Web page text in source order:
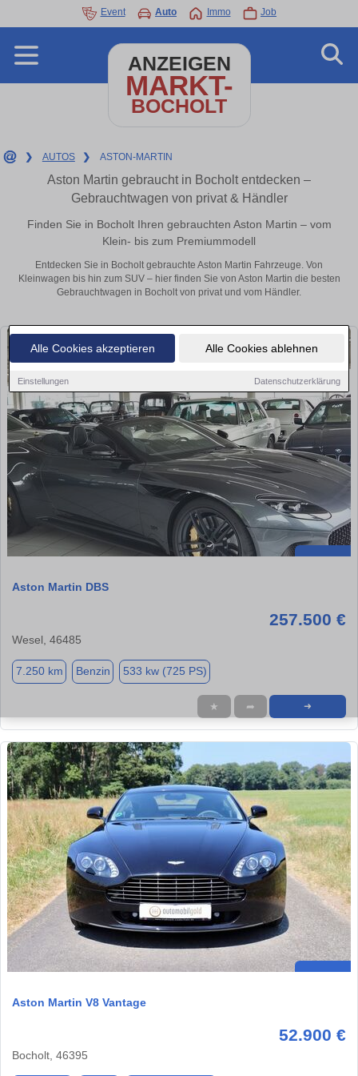
Alle Cookies akzeptieren Alle Cookies ablehnen
Einstellungen Datenschutzerklärung
Event Auto Immo Job
ANZEIGEN
MARKT-
BOCHOLT
❯ AUTOS ❯ ASTON-MARTIN
Aston Martin gebraucht in Bocholt entdecken –
Gebrauchtwagen von privat & Händler
Finden Sie in Bocholt Ihren gebrauchten Aston Martin – vom
Klein- bis zum Premiummodell
Entdecken Sie in Bocholt gebrauchte Aston Martin Fahrzeuge. Von
Kleinwagen bis hin zum SUV – hier finden Sie von Aston Martin die besten
Gebrauchtwagen in Bocholt von privat und vom Händler.
Aston Martin DBS
257.500 €
Wesel, 46485
7.250 km Benzin 533 kw (725 PS)
★ ➦ ➜
Aston Martin V8 Vantage
52.900 €
Bocholt, 46395